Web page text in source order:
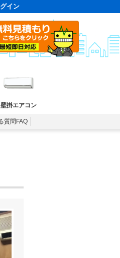
イン
壁掛エアコン
質問FAQ